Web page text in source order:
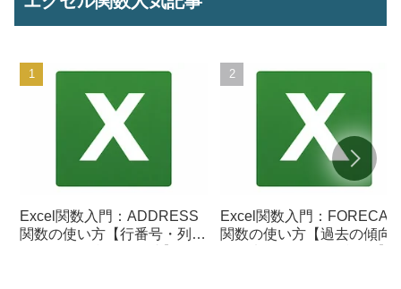
Excel関数入門：ADDRESS
関数の使い方【行番号・列番
Excel関数入門：
関数の使い方【過去の傾向